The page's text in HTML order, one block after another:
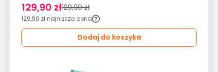
129,90 zł129,90 zł
129,90 zł najniższa cena
Dodaj do koszyka